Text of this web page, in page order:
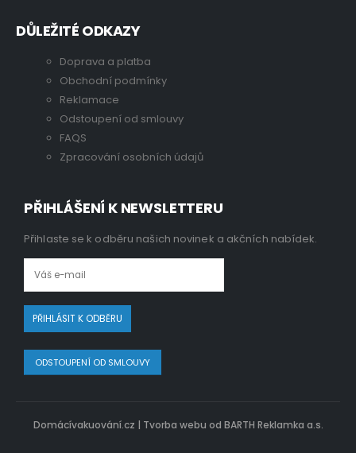
DŮLEŽITÉ ODKAZY
Doprava a platba
Obchodní podmínky
Reklamace
Odstoupení od smlouvy
FAQS
Zpracování osobních údajů
PŘIHLÁŠENÍ K NEWSLETTERU
Přihlaste se k odběru našich novinek a akčních nabídek.
ODSTOUPENÍ OD SMLOUVY
Domácívakuování.cz | Tvorba webu od BARTH Reklamka a.s.